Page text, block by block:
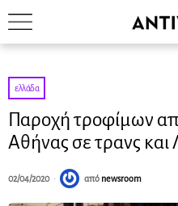
ελλάδα
Παροχή τροφίμων
Αθήνας σε τρανς
02/04/2020 από newsroom